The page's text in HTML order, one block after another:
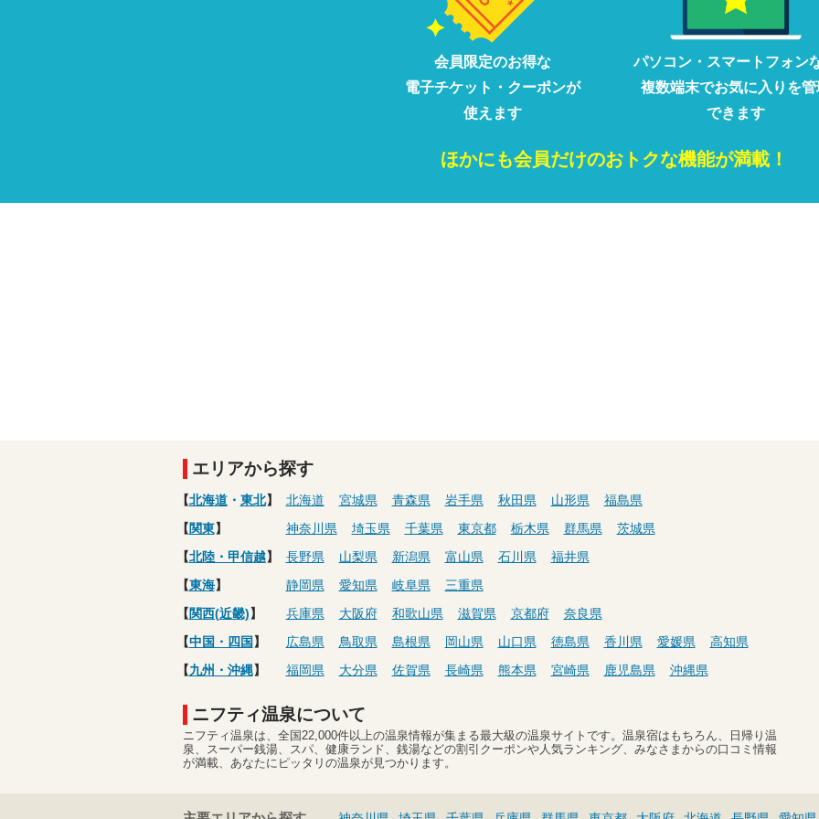
会員限定のお得な
電子チケット・クーポンが
使えます
パソコン・ スマートフォン
複数端末でお気に入りを管
できます
ほかにも会員だけのおトクな機能が満載！
エリアから探す
【北海道・ 東北】 北海道 宮城県 青森県 岩手県 秋田県 山形県
福島県
【関東】 神奈川県 埼玉県 千葉県 東京都 栃木県 群馬県
茨城県
【北陸・甲信越】 長野県 山梨県 新潟県 富山県 石川県
福井県
【東海】 静岡県 愛知県 岐阜県
三重県
【関西(近畿)】 兵庫県 大阪府 和歌山県 滋賀県 京都府
奈良県
【中国・四国 】 広島県 鳥取県 島根県 岡山県 山口県 徳島県 香川県 愛媛県
高知県
【九州・沖縄】 福岡県 大分県 佐賀県 長崎県 熊本県 宮崎県 鹿児島県 沖縄県
ニフティ温泉について
ニフティ温泉は、全国22,000件以上の温泉情報が集まる最大級の温泉サイトです。温泉宿はもちろん、日帰り温
泉、スーパー銭湯、スパ、健康ランド、銭湯などの割引クーポンや人気ランキング、みなさまからの口コミ情報
が満載、あなたにピッタリの温泉が見つかります。